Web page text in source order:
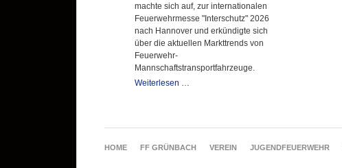
machte sich auf, zur internationalen
Feuerwehrmesse "Interschutz" 2026
nach Hannover und erkündigte sich
über die aktuellen Markttrends von
Feuerwehr-
Mannschaftstransportfahrzeuge.
Weiterlesen …
in
Hannover
NAVIGATION
HOME FF GRÜNBACH VEREIN JUGENDFEUERWEHR